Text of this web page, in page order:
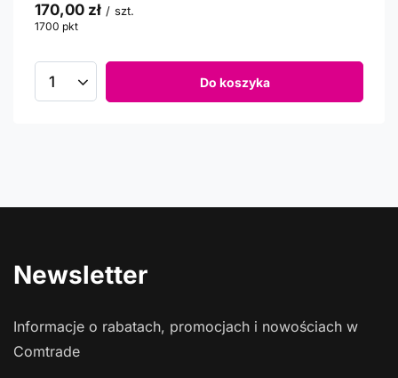
170,00 zł / szt.
1700 pkt
Do koszyka
Newsletter
Informacje o rabatach, promocjach i nowościach w
Comtrade